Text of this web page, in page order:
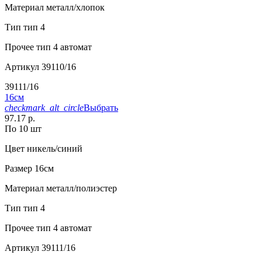
Материал металл/хлопок
Тип тип 4
Прочее тип 4 автомат
Артикул 39110/16
39111/16
16см
checkmark_alt_circleВыбрать
97.17 р.
По 10 шт
Цвет никель/синий
Размер 16см
Материал металл/полиэстер
Тип тип 4
Прочее тип 4 автомат
Артикул 39111/16